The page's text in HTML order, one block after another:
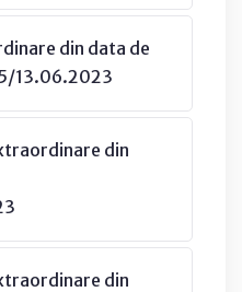
din data de
13.06.2023
din
din